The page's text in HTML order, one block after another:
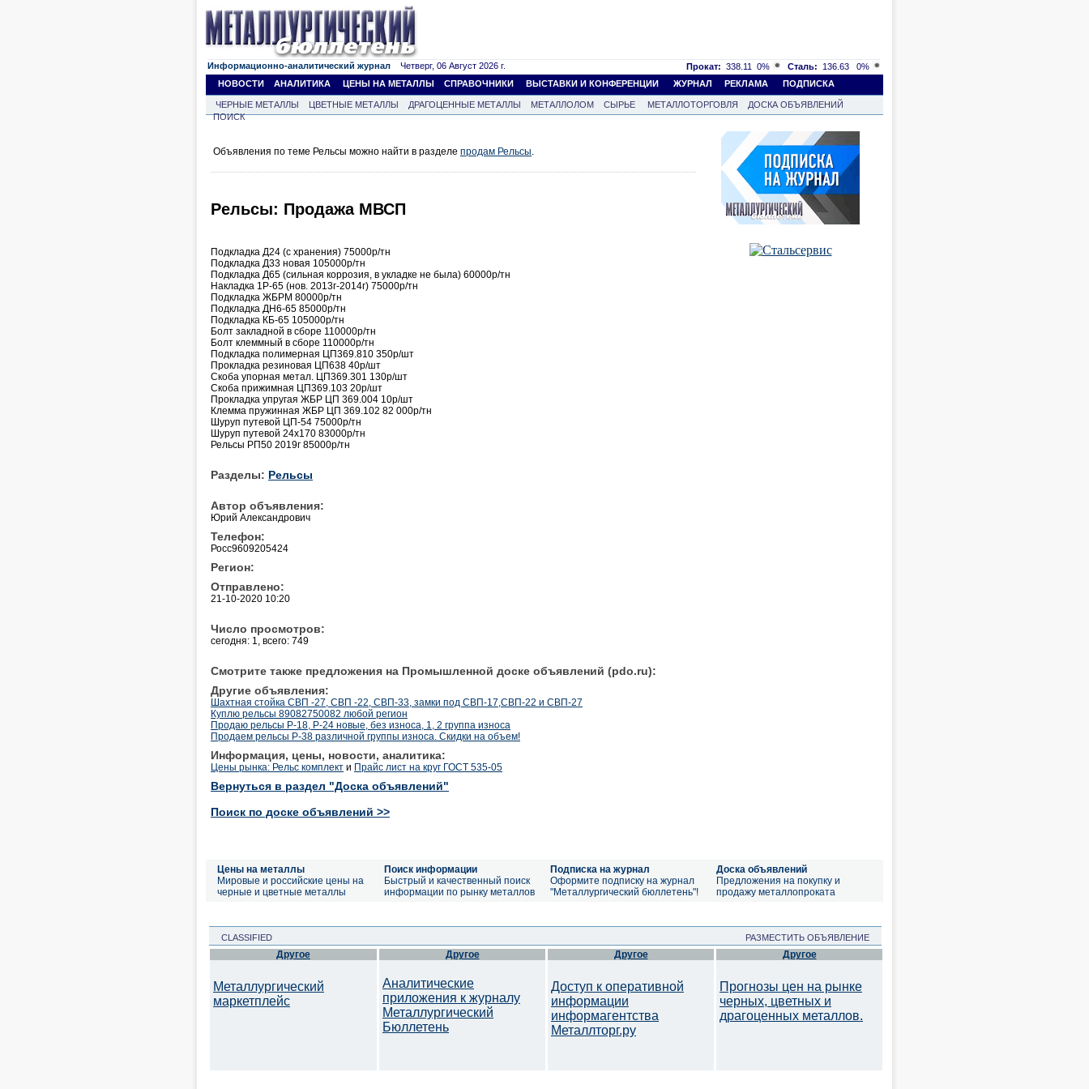
Информационно-аналитический журнал Четверг, 06 Август 2026 г. Прокат: 338.11 0% Сталь: 136.63
0%
НОВОСТИ
АНАЛИТИКА ЦЕНЫ НА МЕТАЛЛЫ СПРАВОЧНИКИ ВЫСТАВКИ И КОНФЕРЕНЦИИ ЖУРНАЛ РЕКЛАМА ПОДПИСКА
ЧЕРНЫЕ МЕТАЛЛЫ ЦВЕТНЫЕ МЕТАЛЛЫ ДРАГОЦЕННЫЕ МЕТАЛЛЫ МЕТАЛЛОЛОМ СЫРЬЕ МЕТАЛЛОТОРГОВЛЯ
ДОСКА ОБЪЯВЛЕНИЙ
ПОИСК
Объявления по теме Рельсы можно найти в разделе продам Рельсы.
Рельсы: Продажа МВСП
Подкладка Д24 (с хранения) 75000р/тн
Подкладка Д33 новая 105000р/тн
Подкладка Д65 (сильная коррозия, в укладке не была) 60000р/тн
Накладка 1Р-65 (нов. 2013г-2014г) 75000р/тн
Подкладка ЖБРМ 80000р/тн
Подкладка ДН6-65 85000р/тн
Подкладка КБ-65 105000р/тн
Болт закладной в сборе 110000р/тн
Болт клеммный в сборе 110000р/тн
Подкладка полимерная ЦП369.810 350р/шт
Прокладка резиновая ЦП638 40р/шт
Скоба упорная метал. ЦП369.301 130р/шт
Скоба прижимная ЦП369.103 20р/шт
Прокладка упругая ЖБР ЦП 369.004 10р/шт
Клемма пружинная ЖБР ЦП 369.102 82 000р/тн
Шуруп путевой ЦП-54 75000р/тн
Шуруп путевой 24х170 83000р/тн
Рельсы РП50 2019г 85000р/тн
Разделы: Рельсы
Автор объявления:
Юрий Александрович
Телефон:
Росс9609205424
Регион:
Отправлено:
21-10-2020 10:20
Число просмотров:
сегодня: 1, всего: 749
Смотрите также предложения на Промышленной доске объявлений (pdo.ru):
Другие объявления:
Шахтная стойка СВП -27, СВП -22, СВП-33, замки под СВП-17,СВП-22 и СВП-27
Куплю рельсы 89082750082 любой регион
Продаю рельсы Р-18, Р-24 новые, без износа, 1, 2 группа износа
Продаем рельсы Р-38 различной группы износа. Скидки на объем!
Информация, цены, новости, аналитика:
Цены рынка: Рельс комплект и Прайс лист на круг ГОСТ 535-05
Вернуться в раздел "Доска объявлений"
Поиск по доске объявлений >>
Цены на металлы
Мировые и российские цены на
черные и цветные металлы
Поиск информации
Быстрый и качественный поиск
информации по рынку металлов
Подписка на журнал
Оформите подписку на журнал
"Металлургический бюллетень"!
Доска объявлений
Предложения на покупку и
продажу металлопроката
CLASSIFIED РАЗМЕСТИТЬ ОБЪЯВЛЕНИЕ
Другое
Металлургический
маркетплейс
Другое
Аналитические
приложения к журналу
Металлургический
Бюллетень
Другое
Доступ к оперативной
информации
информагентства
Металлторг.ру
Другое
Прогнозы цен на рынке
черных, цветных и
драгоценных металлов.